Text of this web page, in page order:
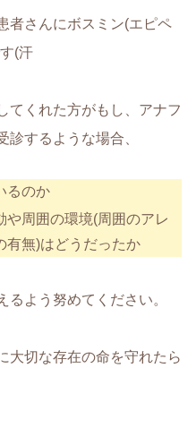
者さんにボスミン(エピペ
(汗
てくれた方がもし、アナフ
診するような場合、
るのか
周囲の環境(周囲のアレ
有無)はどうだったか
よう努めてください。
大切な存在の命を守れたら